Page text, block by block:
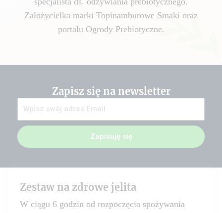
Założycielka marki Topinamburowe Smaki oraz
portalu Ogrody Prebiotyczne.
Zapisz się na newsletter
Zapisuję się
Zestaw na zdrowe jelita
W ciągu 6 godzin od rozpoczęcia spożywania